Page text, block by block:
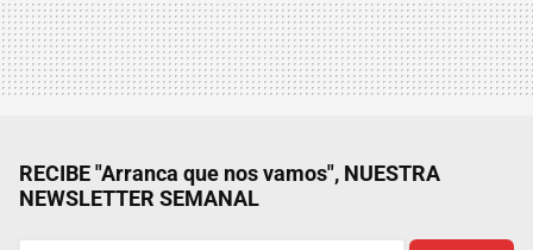
RECIBE "Arranca que nos vamos", NUESTRA
NEWSLETTER SEMANAL